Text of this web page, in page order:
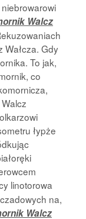
Walcz
Wałcza. Gdy
To jak,
co
łypże
linotorowa
na,
Walcz